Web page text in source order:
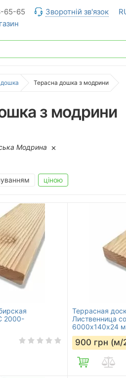
65-65 Зворотній зв'язок
Терасна дошка з модрини
з модрини
Модрина
ціною
2000-
Террасная
Лиственница
6000х140х24
900 грн (м/